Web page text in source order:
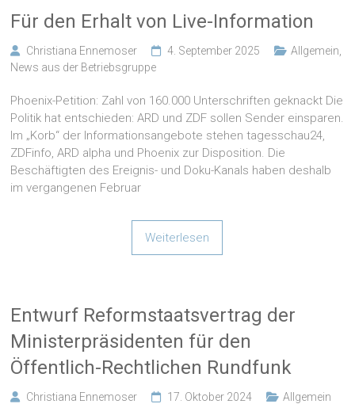
Für den Erhalt von Live-Information
Christiana Ennemoser 4. September 2025 Allgemein
News aus der Betriebsgruppe
Phoenix-Petition: Zahl von 160.000 Unterschriften geknackt Die
Politik hat entschieden: ARD und ZDF sollen Sender einsparen.
Im „Korb“ der Informationsangebote stehen tagesschau24,
ZDFinfo, ARD alpha und Phoenix zur Disposition. Die
Beschäftigten des Ereignis- und Doku-Kanals haben deshalb
im vergangenen Februar
Weiterlesen
Entwurf Reformstaatsvertrag der
Ministerpräsidenten für den
Öffentlich-Rechtlichen Rundfunk
Christiana Ennemoser 17. Oktober 2024 Allgemein